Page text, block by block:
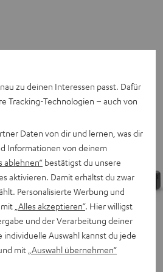
ULTIMA
zu deinen Interessen passt. Dafür
Tracking-Technologien – auch von
Daten von dir und lernen, was dir
Informationen von deinem
ablehnen“ bestätigst du unsere
aktivieren. Damit erhältst du zwar
Personalisierte Werbung und
„Alles akzeptieren“. Hier willigst
und der Verarbeitung deiner
individuelle Auswahl kannst du jede
mit „Auswahl übernehmen“